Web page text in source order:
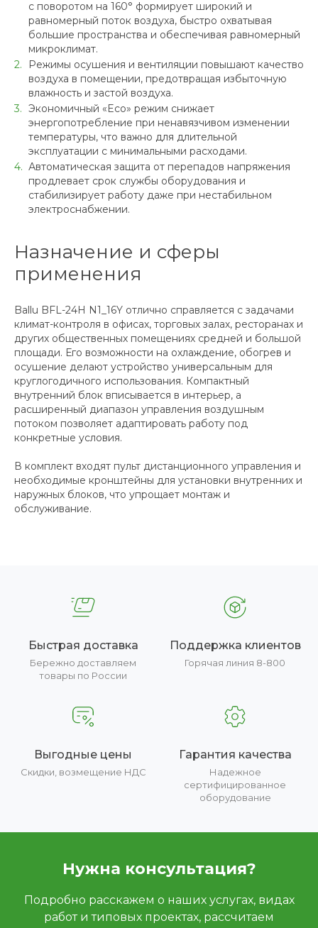
с поворотом на 160° формирует широкий и
равномерный поток воздуха, быстро охватывая
большие пространства и обеспечивая равномерный
микроклимат.
Режимы осушения и вентиляции повышают качество
воздуха в помещении, предотвращая избыточную
влажность и застой воздуха.
Экономичный «Eco» режим снижает
энергопотребление при ненавязчивом изменении
температуры, что важно для длительной
эксплуатации с минимальными расходами.
Автоматическая защита от перепадов напряжения
продлевает срок службы оборудования и
стабилизирует работу даже при нестабильном
электроснабжении.
Назначение и сферы
применения
Ballu BFL-24H N1_16Y отлично справляется с задачами
климат-контроля в офисах, торговых залах, ресторанах и
других общественных помещениях средней и большой
площади. Его возможности на охлаждение, обогрев и
осушение делают устройство универсальным для
круглогодичного использования. Компактный
внутренний блок вписывается в интерьер, а
расширенный диапазон управления воздушным
потоком позволяет адаптировать работу под
конкретные условия.
В комплект входят пульт дистанционного управления и
необходимые кронштейны для установки внутренних и
наружных блоков, что упрощает монтаж и
обслуживание.
Быстрая доставка
Бережно доставляем
товары по России
Поддержка клиентов
Горячая линия 8-800
Выгодные цены
Скидки, возмещение НДС
Гарантия качества
Надежное
сертифицированное
оборудование
Нужна консультация?
Подробно расскажем о наших услугах, видах
работ и типовых проектах, рассчитаем